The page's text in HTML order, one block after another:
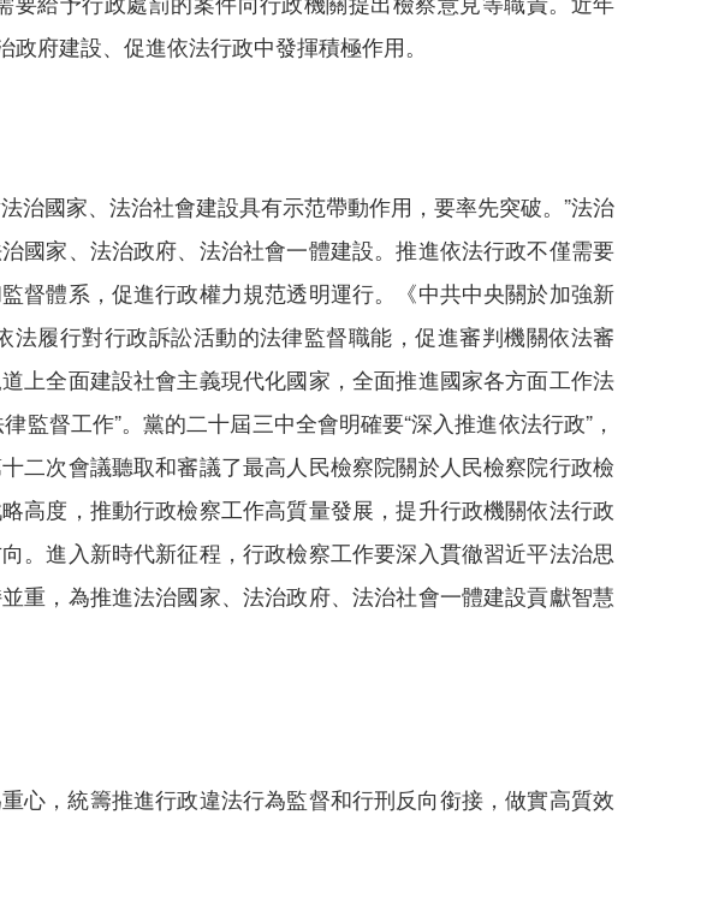
府建設、促進依法行政中發揮積極作用。
治國家、法治社會建設具有示范帶動作用，要率先突破。”法治
國家、法治政府、法治社會一體建設。推進依法行政不僅需要
督體系，促進行政權力規范透明運行。《中共中央關於加強新
履行對行政訴訟活動的法律監督職能，促進審判機關依法審
上全面建設社會主義現代化國家，全面推進國家各方面工作法
督工作”。黨的二十屆三中全會明確要“深入推進依法行政”，
二次會議聽取和審議了最高人民檢察院關於人民檢察院行政檢
高度，推動行政檢察工作高質量發展，提升行政機關依法行政
。進入新時代新征程，行政檢察工作要深入貫徹習近平法治思
重，為推進法治國家、法治政府、法治社會一體建設貢獻智慧
心，統籌推進行政違法行為監督和行刑反向銜接，做實高質效